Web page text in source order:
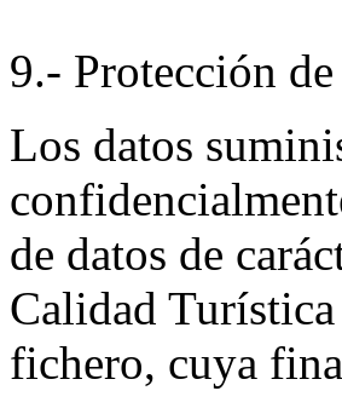
9.- Protección de
Los datos
de datos de
Calidad
fichero, cuya